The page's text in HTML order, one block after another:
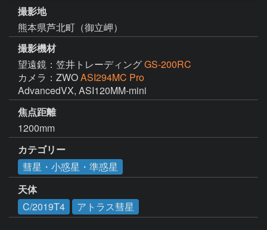
撮影地
熊本県芦北町（御立岬）
撮影機材
望遠鏡：笠井トレーディングGS-200RC
カメラ：ZWOASI294MC Pro
AdvancedVX, ASI120MM-mini
焦点距離
1200mm
カテゴリー
彗星・小惑星・準惑星
天体
C/2019T4
アトラス彗星